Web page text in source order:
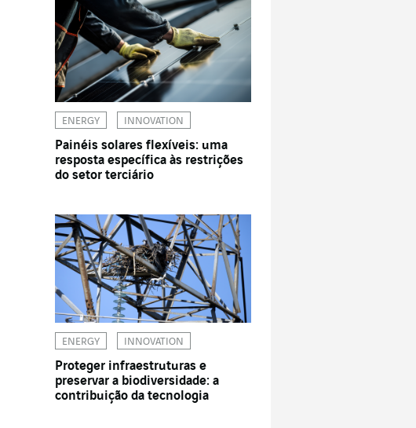
ENERGY INNOVATION
Painéis solares flexíveis: uma
resposta específica às restrições
do setor terciário
ENERGY INNOVATION
Proteger infraestruturas e
preservar a biodiversidade: a
contribuição da tecnologia